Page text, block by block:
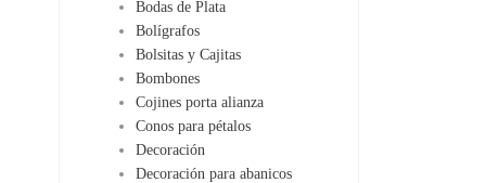
Bodas de Plata
Bolígrafos
Bolsitas y Cajitas
Bombones
Cojines porta alianza
Conos para pétalos
Decoración
Decoración para abanicos